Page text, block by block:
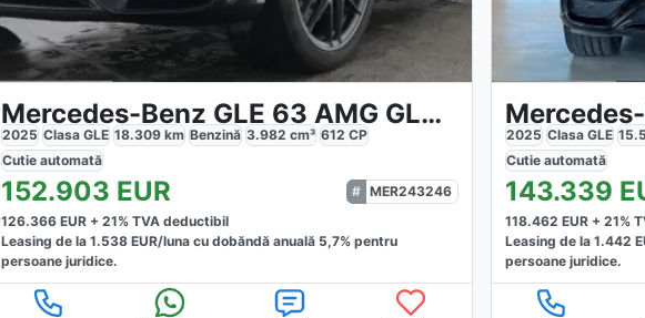
Mercedes-Benz GLE 63 AMG GLE 63 S 4M AMG
2025 Clasa GLE 18.309 km Benzină 3.982 cm³ 612 CP
Cutieautomată
152.903 EUR
MER243246
126.366 EUR +21% TVA deductibil
Leasing de la1.538 EUR/luna cu dobăndă anuală 5,7% pentru
persoane juridice.
2025 Clasa GLE
Cutie automată
143.339
118.462 EUR + 21%
Leasing de la 1.442
persoane juridice.